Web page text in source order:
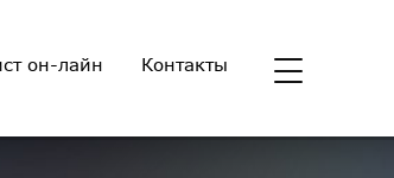
он-лайн Контакты